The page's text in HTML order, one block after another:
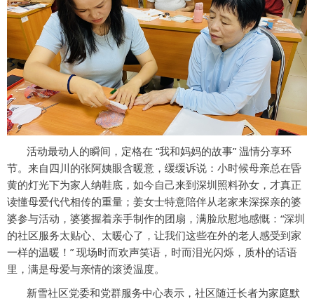
活动最动人的瞬间，定格在 “我和妈妈的故事” 温情分享环
节。来自四川的张阿姨眼含暖意，缓缓诉说：小时候母亲总在昏
黄的灯光下为家人纳鞋底，如今自己来到深圳照料孙女，才真正
读懂母爱代代相传的重量；姜女士特意陪伴从老家来深探亲的婆
婆参与活动，婆婆握着亲手制作的团扇，满脸欣慰地感慨：“深圳
的社区服务太贴心、太暖心了，让我们这些在外的老人感受到家
一样的温暖！” 现场时而欢声笑语，时而泪光闪烁，质朴的话语
里，满是母爱与亲情的滚烫温度。
新雪社区党委和党群服务中心表示，社区随迁长者为家庭默